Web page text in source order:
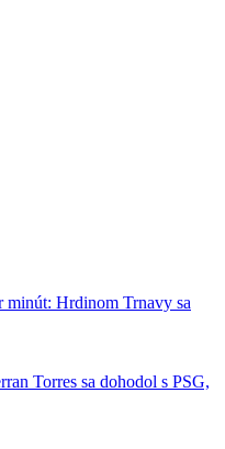
minút: Hrdinom Trnavy sa
Torres sa dohodol s PSG,